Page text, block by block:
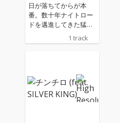
日が落ちてからが本
番。数十年ナイトロー
ドを邁進してきた猛者
たちが紡ぐ、ちょっと
エッチで、最高にスリ
クシーな美女＝“沼への
送り人”との駆け引きが
スリリングに展開。
1 track